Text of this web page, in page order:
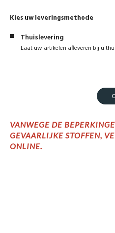
Kies uw leveringsmethode
Thuislevering
Laat uw artikelen afleveren bij u
VANWEGE DE
GEVAARLIJKE STOFFEN,
ONLINE.